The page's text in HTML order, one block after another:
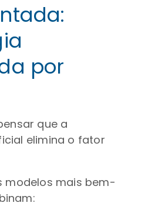
por
que a
elimina o fator
modelos mais bem-